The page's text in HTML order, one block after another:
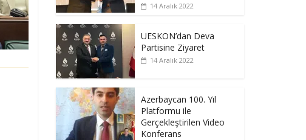
14 Aralık 2022
UESKON’dan Deva
Partisine Ziyaret
14 Aralık 2022
Azerbaycan 100. Yıl
Platformu ile
Gerçekleştirilen Video
Konferans